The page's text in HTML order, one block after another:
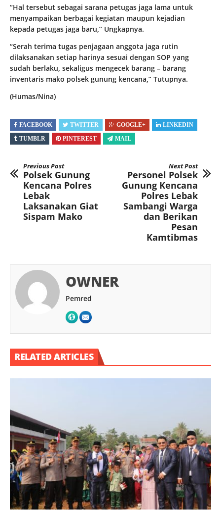
“Hal tersebut sebagai sarana petugas jaga lama untuk
menyampaikan berbagai kegiatan maupun kejadian
kepada petugas jaga baru,” Ungkapnya.
“Serah terima tugas penjagaan anggota jaga rutin
dilaksanakan setiap harinya sesuai dengan SOP yang
sudah berlaku, sekaligus mengecek barang – barang
inventaris mako polsek gunung kencana,” Tutupnya.
(Humas/Nina)
FACEBOOK TWITTER GOOGLE+
LINKEDIN
TUMBLR
PINTEREST MAIL
Previous Post
Polsek Gunung
Kencana Polres
Lebak
Laksanakan Giat
Sispam Mako
Next Post
Personel Polsek
Gunung Kencana
Polres Lebak
Sambangi Warga
dan Berikan
Pesan
Kamtibmas
OWNER
Pemred
RELATED ARTICLES